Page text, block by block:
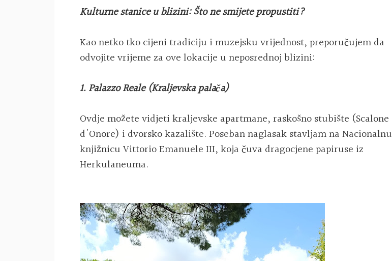
Kulturne stanice u blizini: Što ne smijete propustiti?
Kao netko tko cijeni tradiciju i muzejsku vrijednost, preporučujem da
odvojite vrijeme za ove lokacije u neposrednoj blizini:
1. Palazzo Reale (Kraljevska palača)
Ovdje možete vidjeti kraljevske apartmane, raskošno stubište (Scalone
d'Onore) i dvorsko kazalište. Poseban naglasak stavljam na Nacionalnu
knjižnicu Vittorio Emanuele III, koja čuva dragocjene papiruse iz
Herkulaneuma.